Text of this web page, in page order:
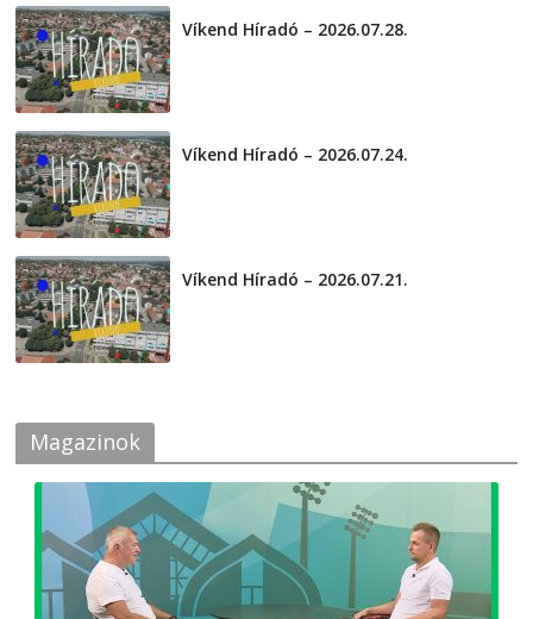
Víkend Híradó – 2026.07.28.
Víkend Híradó – 2026.07.24.
Víkend Híradó – 2026.07.21.
Magazinok